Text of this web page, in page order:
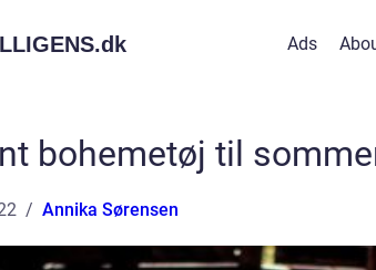
dk Ads
bohemetøj til
Annika Sørensen